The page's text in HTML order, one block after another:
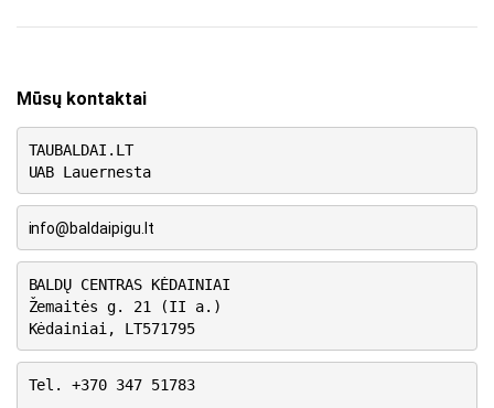
Mūsų kontaktai
TAUBALDAI.LT
UAB Lauernesta
info@baldaipigu.lt
BALDŲ CENTRAS KĖDAINIAI
Žemaitės g. 21 (II a.)
Kėdainiai, LT571795
Tel. +370 347 51783